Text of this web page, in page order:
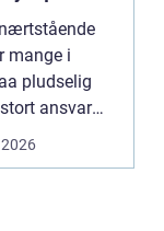
afsked
mange i
pludselig
ansvar